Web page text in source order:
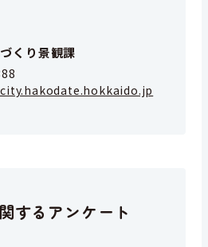
づくり景観課
するアンケート